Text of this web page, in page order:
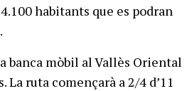
habitants que es podran
banca mòbil al Vallès Oriental
La ruta començarà a 2/4 d’11